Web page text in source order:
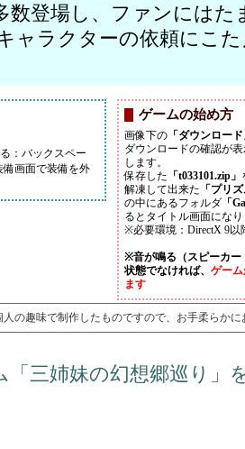
数登場し、ファンには
ャラクターの依頼にこ
：バックスペー
備画面で装備を外
ゲームの始め方
画像下の 「ダウンロー
ダウンロードの確認が
します。
保存した 「t033101.zip」
解凍して出来た 「プリ
の中にあるフォルダ 「
るとタイトル画面にな
※必要環境：DirectX 9以
※音が鳴る（スピーカー
状態でなければ、 ゲー
ます
人の趣味で制作したものですので、お手柔らかに
三姉妹の幻想郷巡り」